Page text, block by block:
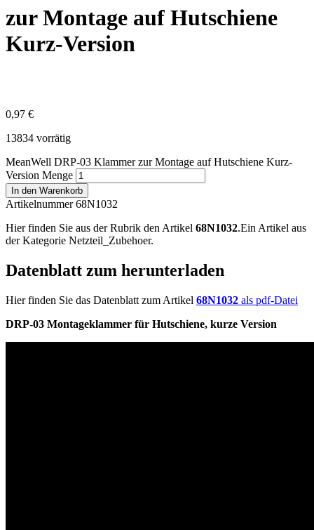
zur Montage auf Hutschiene
Kurz-Version
0,97 €
13834 vorrätig
MeanWell DRP-03 Klammer zur Montage auf Hutschiene Kurz-
Version Menge
In den Warenkorb
Artikelnummer 68N1032
Hier finden Sie aus der Rubrik den Artikel 68N1032.Ein Artikel aus
der Kategorie Netzteil_Zubehoer.
Datenblatt zum herunterladen
Hier finden Sie das Datenblatt zum Artikel 68N1032 als pdf-Datei
DRP-03 Montageklammer für Hutschiene, kurze Version